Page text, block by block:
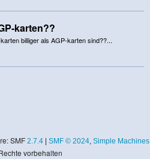
karten??
billiger als AGP-karten sind??...
SMF 2.7.4| SMF © 2024, Simple Machines
vorbehalten